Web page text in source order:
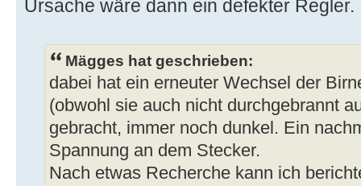
Ursache wäre dann ein defekter Regler.
Mägges hat geschrieben:
dabei hat ein erneuter Wechsel der
(obwohl sie auch nicht durchgebrannt
gebracht, immer noch dunkel. Ein
Spannung an dem Stecker.
Nach etwas Recherche kann ich